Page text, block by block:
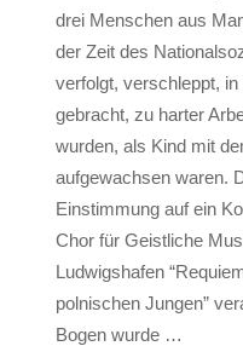
drei Menschen aus
der Zeit des
verfolgt, verschleppt, in
gebracht, zu harter
wurden, als Kind mit
aufgewachsen waren.
Einstimmung auf ein
Chor für Geistliche
Ludwigshafen
polnischen Jungen”
Bogen wurde …